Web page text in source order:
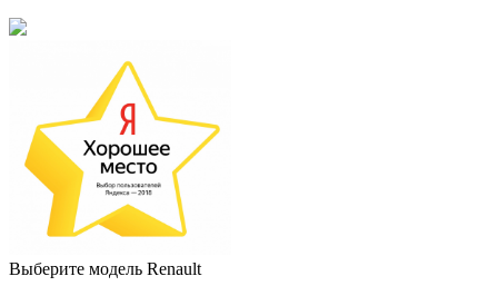
Выберите модель Renault